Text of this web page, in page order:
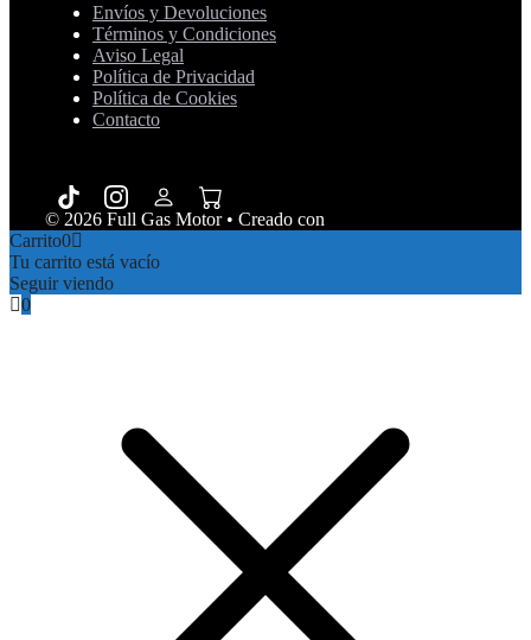
Envíos y Devoluciones
Términos y Condiciones
Aviso Legal
Política de Privacidad
Política de Cookies
Contacto
© 2026 Full Gas Motor• Creado con
Carrito0
Tu carrito está vacío
Seguir viendo
0